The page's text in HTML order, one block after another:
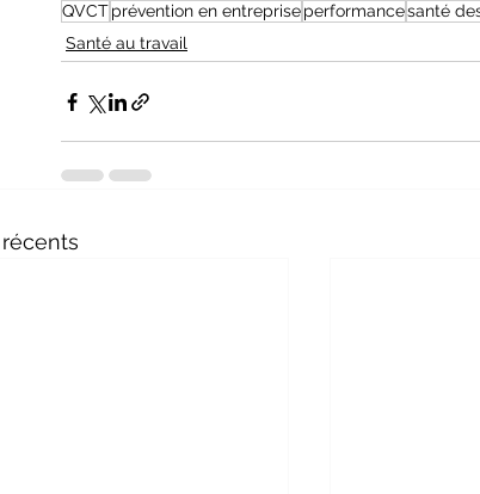
QVCTprévention en entrepriseperformancesanté
Santé au travail